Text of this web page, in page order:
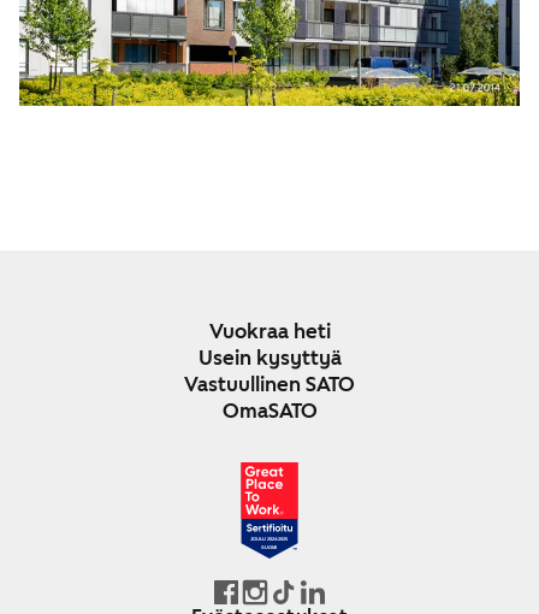
Vuokraa heti
Usein kysyttyä
Vastuullinen SATO
OmaSATO
JOULU 2024-2025
SUOMI